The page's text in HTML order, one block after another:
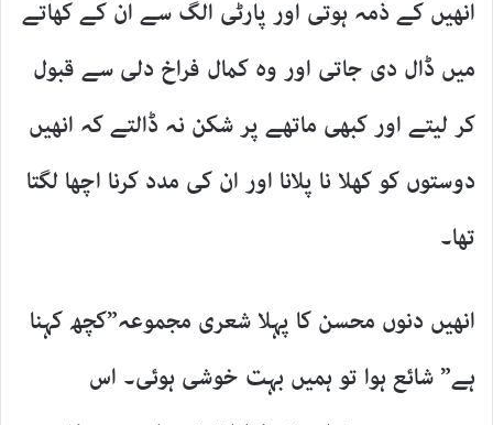
انھیں کے ذمہ ہوتی اور پارٹی الگ سے ان کے کھاتے
میں ڈال دی جاتی اور وہ کمال فراخ دلی سے قبول
کر لیتے اور کبھی ماتھے پر شکن نہ ڈالتے کہ انھیں
دوستوں کو کھلا نا پلانا اور ان کی مدد کرنا اچھا لگتا
تھا۔
انھیں دنوں محسن کا پہلا شعری مجموعہ”کچھ کہنا
ہے” شائع ہوا تو ہمیں بہت خوشی ہوئی۔ اس